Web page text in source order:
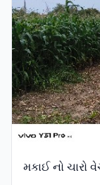
મકાઈ નો ચારો